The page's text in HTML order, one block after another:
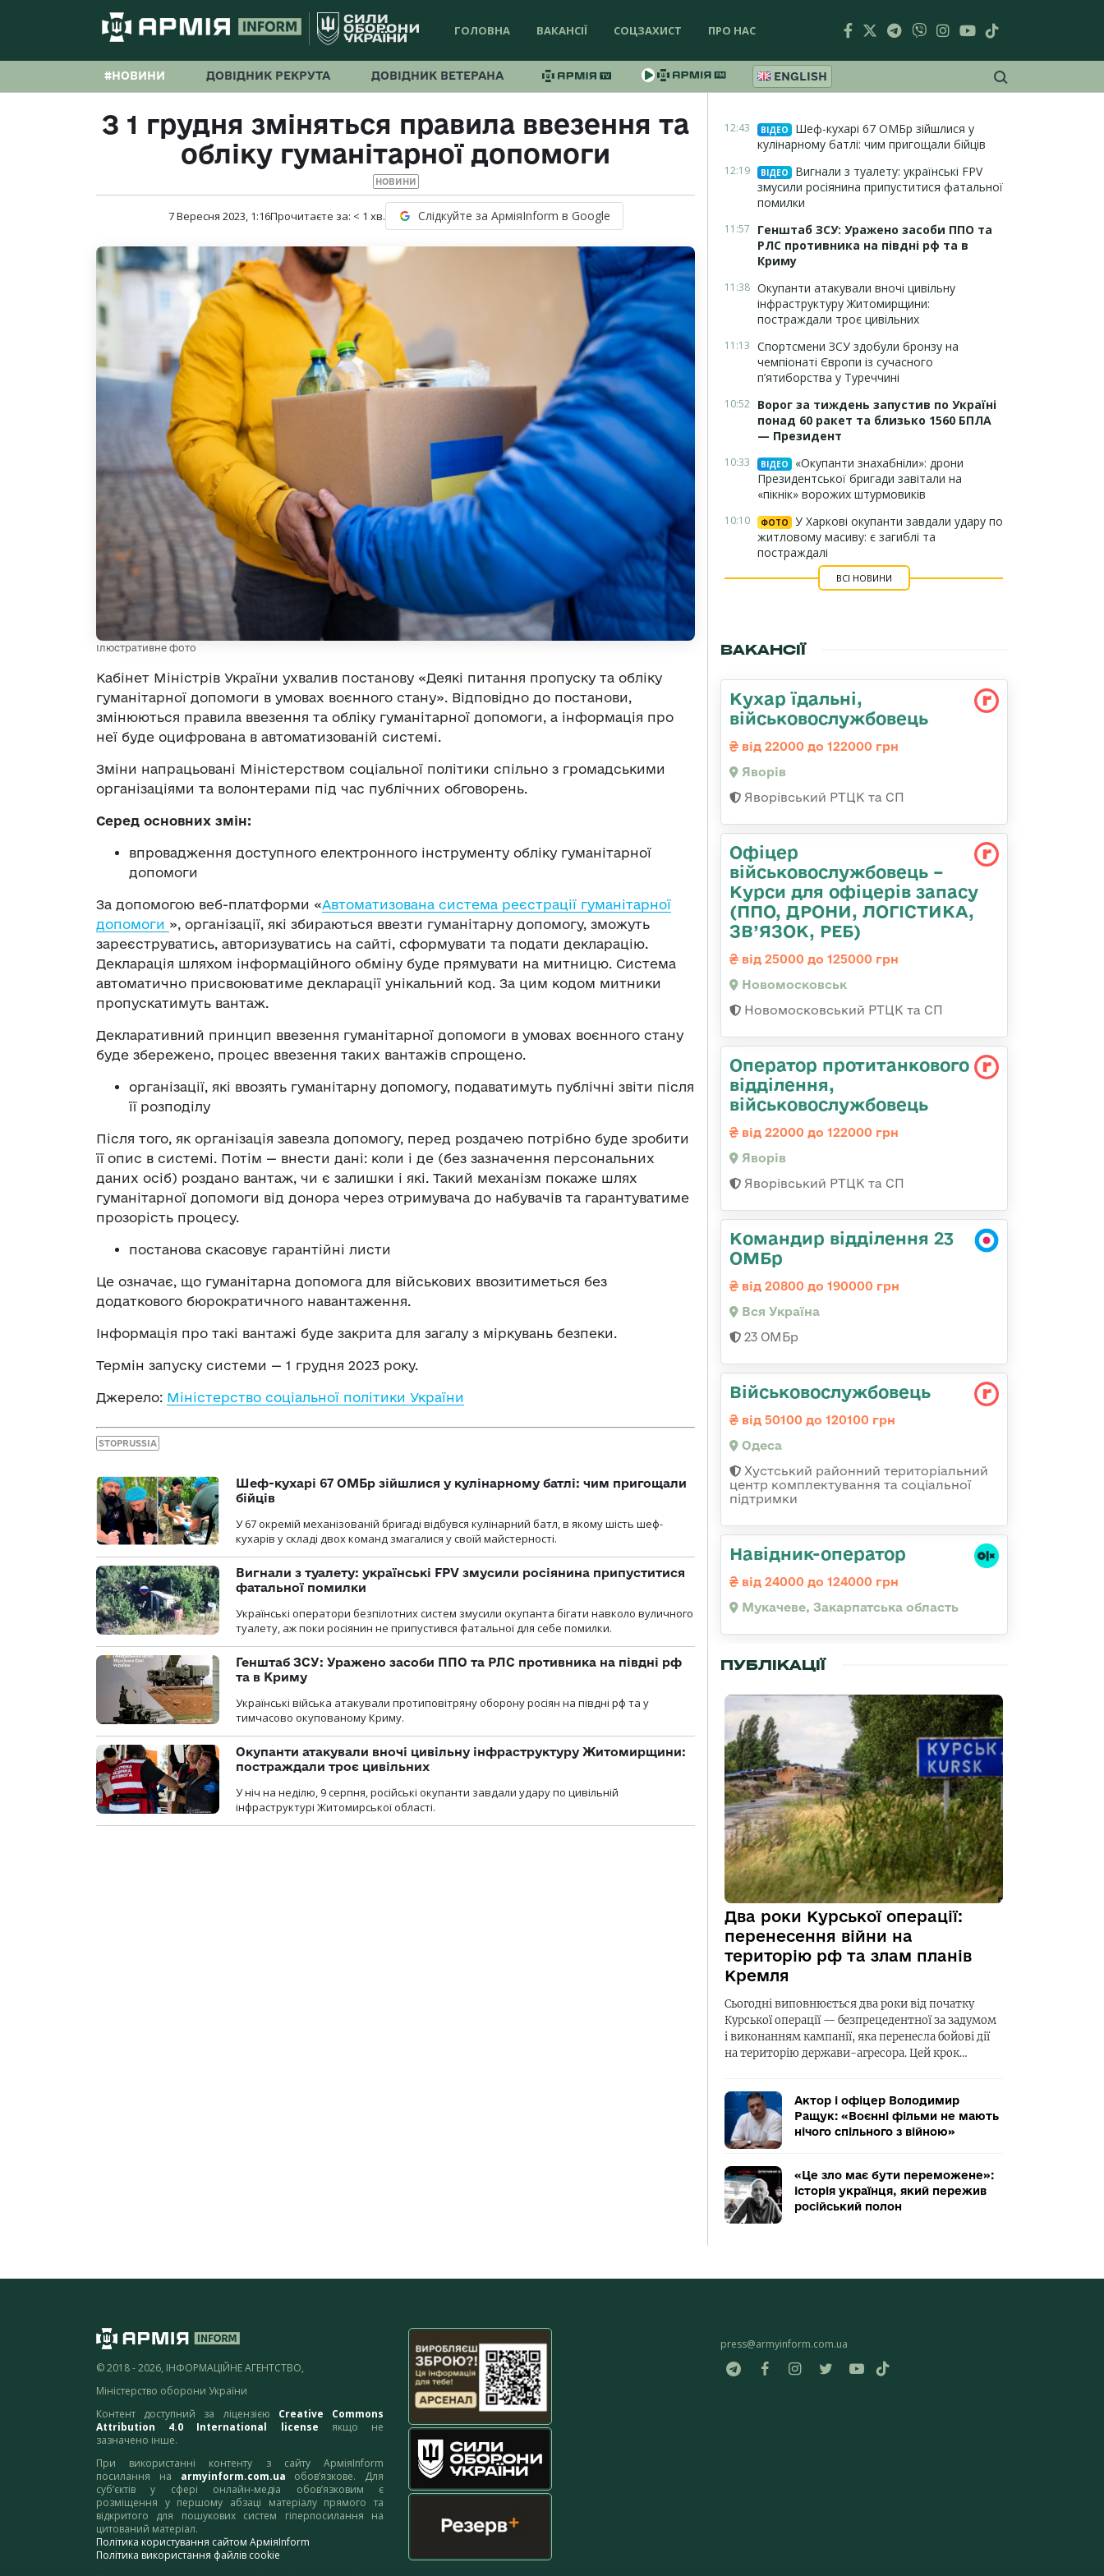
ГОЛОВНА ВАКАНСІЇ СОЦЗАХИСТ ПРО НАС
#НОВИНИ ДОВІДНИК РЕКРУТА ДОВІДНИК ВЕТЕРАНА ENGLISH
З 1 грудня зміняться правила ввезення та
обліку гуманітарної допомоги
НОВИНИ
7 Вересня 2023, 1:16Прочитаєте за: < 1 хв. Слідкуйте за АрміяInform в Google
Ілюстративне фото
Кабінет Міністрів України ухвалив постанову «Деякі питання пропуску та обліку
гуманітарної допомоги в умовах воєнного стану». Відповідно до постанови,
змінюються правила ввезення та обліку гуманітарної допомоги, а інформація про
неї буде оцифрована в автоматизованій системі.
Зміни напрацьовані Міністерством соціальної політики спільно з громадськими
організаціями та волонтерами під час публічних обговорень.
Серед основних змін:
впровадження доступного електронного інструменту обліку гуманітарної
допомоги
За допомогою веб-платформи «Автоматизована система реєстрації гуманітарної
допомоги », організації, які збираються ввезти гуманітарну допомогу, зможуть
зареєструватись, авторизуватись на сайті, сформувати та подати декларацію.
Декларація шляхом інформаційного обміну буде прямувати на митницю. Система
автоматично присвоюватиме декларації унікальний код. За цим кодом митники
пропускатимуть вантаж.
Декларативний принцип ввезення гуманітарної допомоги в умовах воєнного стану
буде збережено, процес ввезення таких вантажів спрощено.
організації, які ввозять гуманітарну допомогу, подаватимуть публічні звіти після
її розподілу
Після того, як організація завезла допомогу, перед роздачею потрібно буде зробити
її опис в системі. Потім — внести дані: коли і де (без зазначення персональних
даних осіб) роздано вантаж, чи є залишки і які. Такий механізм покаже шлях
гуманітарної допомоги від донора через отримувача до набувачів та гарантуватиме
прозорість процесу.
постанова скасовує гарантійні листи
Це означає, що гуманітарна допомога для військових ввозитиметься без
додаткового бюрократичного навантаження.
Інформація про такі вантажі буде закрита для загалу з міркувань безпеки.
Термін запуску системи — 1 грудня 2023 року.
Джерело: Міністерство соціальної політики України
STOPRUSSIA
Шеф-кухарі 67 ОМБр зійшлися у кулінарному батлі: чим пригощали
бійців
У 67 окремій механізованій бригаді відбувся кулінарний батл, в якому шість шеф-
кухарів у складі двох команд змагалися у своїй майстерності.
Вигнали з туалету: українські FPV змусили росіянина припуститися
фатальної помилки
Українські оператори безпілотних систем змусили окупанта бігати навколо вуличного
туалету, аж поки росіянин не припустився фатальної для себе помилки.
Генштаб ЗСУ: Уражено засоби ППО та РЛС противника на півдні рф
та в Криму
Українські війська атакували протиповітряну оборону росіян на півдні рф та у
тимчасово окупованому Криму.
Окупанти атакували вночі цивільну інфраструктуру Житомирщини:
постраждали троє цивільних
У ніч на неділю, 9 серпня, російські окупанти завдали удару по цивільній
інфраструктурі Житомирської області.
12:43 ВІДЕО
Шеф-кухарі 67 ОМБр зійшлися у
кулінарному батлі: чим пригощали бійців
12:19 ВІДЕО
Вигнали з туалету: українські FPV
змусили росіянина припуститися фатальної
помилки
11:57
Генштаб ЗСУ: Уражено засоби ППО та
РЛС противника на півдні рф та в
Криму
11:38 Окупанти атакували вночі цивільну
інфраструктуру Житомирщини:
постраждали троє цивільних
11:13 Спортсмени ЗСУ здобули бронзу на
чемпіонаті Європи із сучасного
п’ятиборства у Туреччині
10:52 Ворог за тиждень запустив по Україні
понад 60 ракет та близько 1560 БПЛА
— Президент
10:33 ВІДЕО
«Окупанти знахабніли»: дрони
Президентської бригади завітали на
«пікнік» ворожих штурмовиків
10:10 ФОТО
У Харкові окупанти завдали удару по
житловому масиву: є загиблі та
постраждалі
ВСІ НОВИНИ
ВАКАНСІЇ
Кухар їдальні,
військовослужбовець
від 22000 до 122000 грн
Яворів
Яворівський РТЦК та СП
Офіцер
військовослужбовець –
Курси для офіцерів запасу
(ППО, ДРОНИ, ЛОГІСТИКА,
ЗВ’ЯЗОК, РЕБ)
від 25000 до 125000 грн
Новомосковськ
Новомосковський РТЦК та СП
Оператор протитанкового
відділення,
військовослужбовець
від 22000 до 122000 грн
Яворів
Яворівський РТЦК та СП
Командир відділення 23
ОМБр
від 20800 до 190000 грн
Вся Україна
23 ОМБр
Військовослужбовець
від 50100 до 120100 грн
Одеса
Хустський районний територіальний
центр комплектування та соціальної
підтримки
Навідник-оператор
від 24000 до 124000 грн
Мукачеве, Закарпатська область
ПУБЛІКАЦІЇ
Два роки Курської операції:
перенесення війни на
територію рф та злам планів
Кремля
Сьогодні виповнюється два роки від початку
Курської операції — безпрецедентної за задумом
і виконанням кампанії, яка перенесла бойові дії
на територію держави-агресора. Цей крок…
Актор і офіцер Володимир
Ращук: «Воєнні фільми не мають
нічого спільного з війною»
«Це зло має бути переможене»:
історія українця, який пережив
російський полон
© 2018 - 2026, ІНФОРМАЦІЙНЕ АГЕНТСТВО,
Міністерство оборони України
Контент доступний за ліцензією Creative Commons
Attribution 4.0 International license якщо не
зазначено інше.
При використанні контенту з сайту АрміяInform
посилання на armyinform.com.ua обов’язкове. Для
суб’єктів у сфері онлайн-медіа обов’язковим є
розміщення у першому абзаці матеріалу прямого та
відкритого для пошукових систем гіперпосилання на
цитований матеріал.
Політика користування сайтом АрміяInform
Політика використання файлів cookie
press@armyinform.com.ua